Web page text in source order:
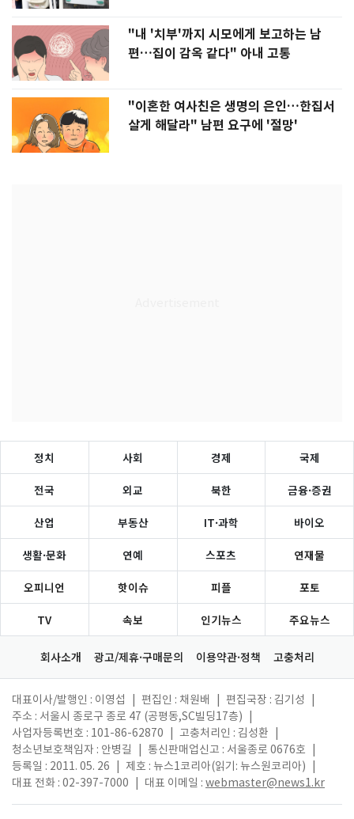
"내 '치부'까지 시모에게 보고하는 남
편…집이 감옥 같다" 아내 고통
"이혼한 여사친은 생명의 은인…한집서
살게 해달라" 남편 요구에 '절망'
정치 사회 경제 국제
전국 외교 북한 금융·증권
산업 부동산 IT·과학 바이오
생활·문화 연예 스포츠 연재물
오피니언 핫이슈 피플 포토
TV 속보 인기뉴스 주요뉴스
회사소개 광고/제휴·구매문의 이용약관·정책 고충처리
대표이사/발행인 : 이영섭 편집인 : 채원배 편집국장 : 김기성
주소 : 서울시 종로구 종로 47 (공평동,SC빌딩17층)
사업자등록번호 : 101-86-62870
고충처리인 : 김성환
청소년보호책임자 : 안병길
통신판매업신고 : 서울종로 0676호
등록일 : 2011. 05. 26
제호 : 뉴스1코리아(읽기: 뉴스원코리아)
대표 전화 : 02-397-7000
대표 이메일 : webmaster@news1.kr